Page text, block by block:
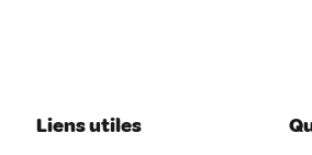
Liens utiles